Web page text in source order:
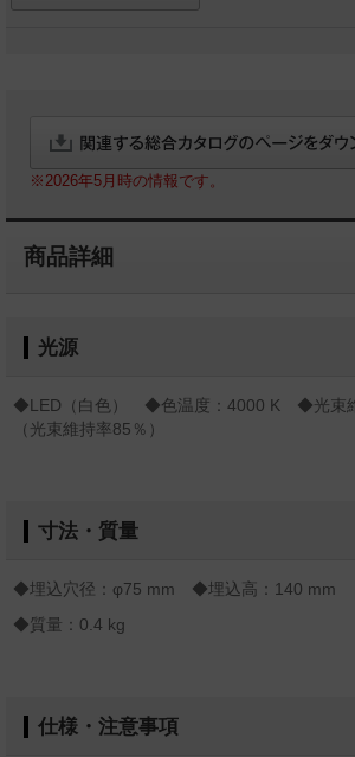
※2026年5月時の情報です。
商品詳細
光源
◆LED（白色） ◆色温度：4000 K ◆光束維
（光束維持率85％）
寸法・質量
◆埋込穴径：φ75 mm ◆埋込高：140 mm
◆質量：0.4 kg
仕様・注意事項